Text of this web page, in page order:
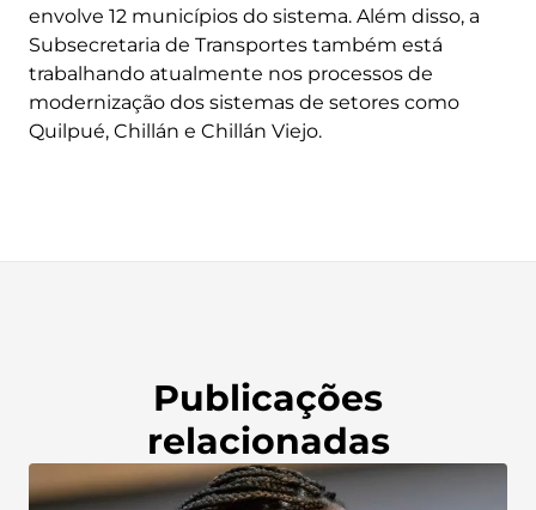
envolve 12 municípios do sistema. Além disso, a
Subsecretaria de Transportes também está
trabalhando atualmente nos processos de
modernização dos sistemas de setores como
Quilpué, Chillán e Chillán Viejo.
Publicações
relacionadas